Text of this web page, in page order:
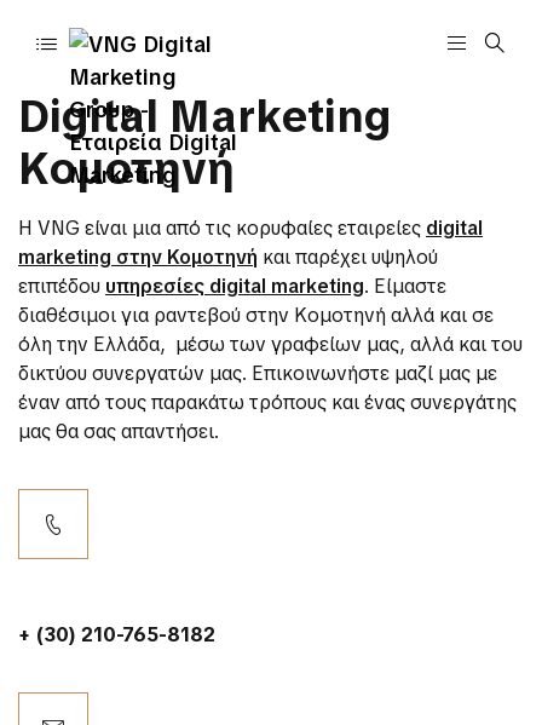
Digital Marketing
Κομοτηνή
Η VNG είναι μια από τις κορυφαίες εταιρείες digital
marketing στην Κομοτηνή και παρέχει υψηλού
επιπέδου υπηρεσίες digital marketing. Είμαστε
διαθέσιμοι για ραντεβού στην Κομοτηνή αλλά και σε
όλη την Ελλάδα, μέσω των γραφείων μας, αλλά και του
δικτύου συνεργατών μας. Επικοινωνήστε μαζί μας με
έναν από τους παρακάτω τρόπους και ένας συνεργάτης
μας θα σας απαντήσει.
+ (30) 210-765-8182